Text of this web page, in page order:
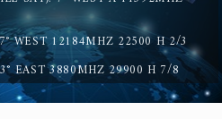
WEST 12184MHZ 22500 H 2/3
EAST 3880MHZ 29900 H 7/8